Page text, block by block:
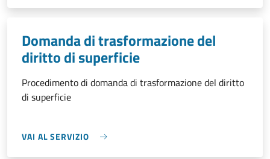
Domanda di trasformazione del
diritto di superficie
Procedimento di domanda di trasformazione del diritto
di superficie
VAI AL SERVIZIO